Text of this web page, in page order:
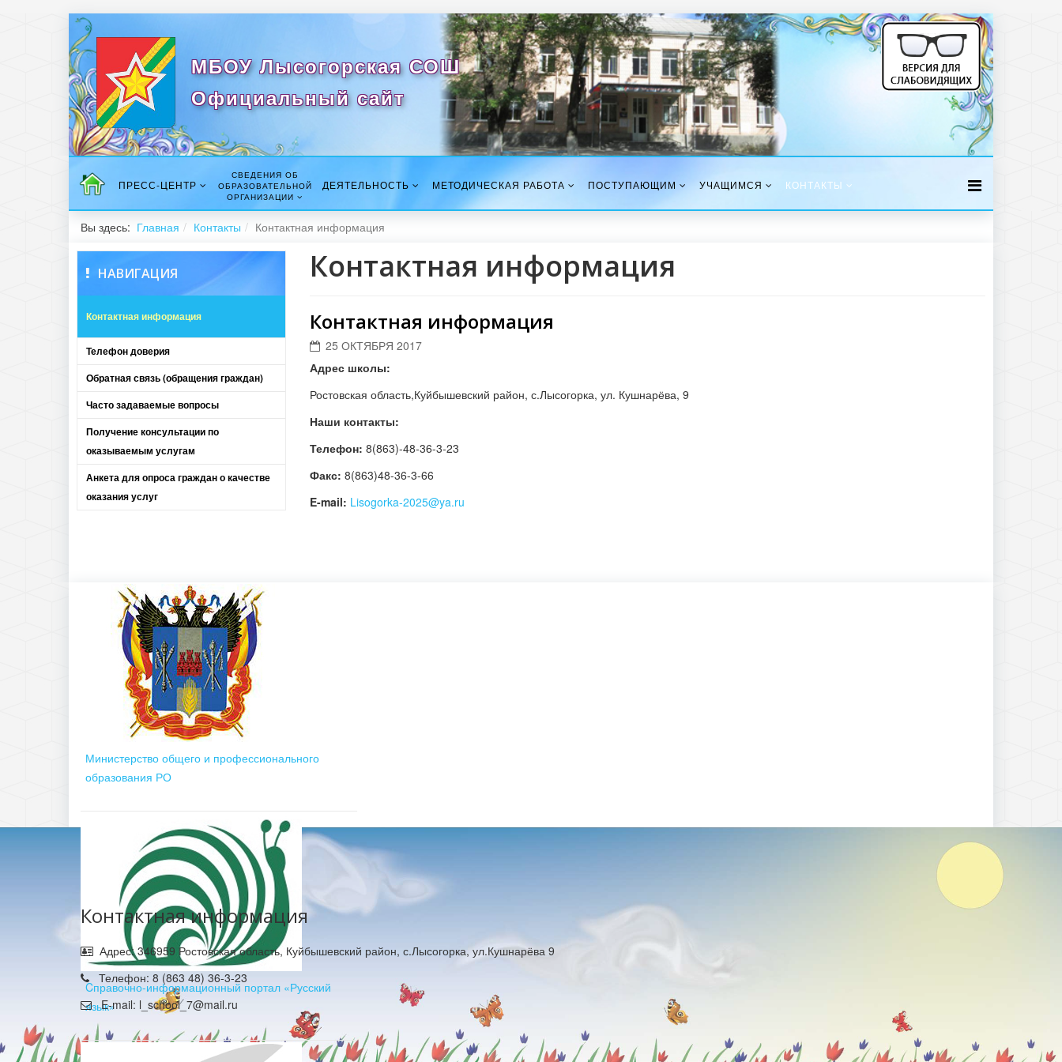
МБОУ Лысогорская СОШ
Официальный сайт
ПРЕСС-ЦЕНТР
СВЕДЕНИЯ ОБ
ОБРАЗОВАТЕЛЬНОЙ
ОРГАНИЗАЦИИ
ДЕЯТЕЛЬНОСТЬ МЕТОДИЧЕСКАЯ РАБОТА ПОСТУПАЮЩИМ УЧАЩИМСЯ КОНТАКТЫ
Вы здесь: Главная Контакты Контактная информация
НАВИГАЦИЯ
Контактная информация
Телефон доверия
Обратная связь (обращения граждан)
Часто задаваемые вопросы
Получение консультации по
оказываемым услугам
Анкета для опроса граждан о качестве
оказания услуг
Контактная информация
Контактная информация
25 ОКТЯБРЯ 2017
Адрес школы:
Ростовская область,Куйбышевский район, с.Лысогорка, ул. Кушнарёва, 9
Наши контакты:
Телефон: 8(863)-48-36-3-23
Факс: 8(863)48-36-3-66
E-mail: Lisogorka-2025@ya.ru
Министерство общего и профессионального
образования РО
Cправочно-информационный портал «Русский
язык»
Контактная информация
Адрес: 346959 Ростовская область, Куйбышевский район, с.Лысогорка, ул.Кушнарёва 9
Телефон: 8 (863 48) 36-3-23
E-mail: l_school_7@mail.ru